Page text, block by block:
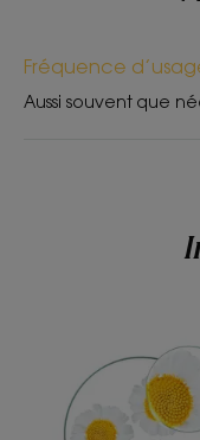
rappelle la
• Illumine : les
TEXTURE
Fréquence
Aussi souvent que